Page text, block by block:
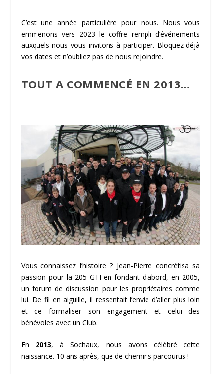
C’est une année particulière pour nous. Nous vous
emmenons vers 2023 le coffre rempli d’événements
auxquels nous vous invitons à participer. Bloquez déjà
vos dates et n’oubliez pas de nous rejoindre.
TOUT A COMMENCÉ EN 2013…
Vous connaissez l’histoire ? Jean-Pierre concrétisa sa
passion pour la 205 GTI en fondant d’abord, en 2005,
un forum de discussion pour les propriétaires comme
lui. De fil en aiguille, il ressentait l’envie d’aller plus loin
et de formaliser son engagement et celui des
bénévoles avec un Club.
En 2013, à Sochaux, nous avons célébré cette
naissance. 10 ans après, que de chemins parcourus !